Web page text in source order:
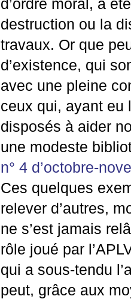
d’ordre moral, a
destruction ou la
travaux. Or que
d’existence, qui
avec une pleine
ceux qui, ayant eu
disposés à aider
une modeste
n° 4 d’octobre-
Ces quelques
relever d’autres,
ne s’est jamais
rôle joué par l’
qui a sous-tendu
peut, grâce aux